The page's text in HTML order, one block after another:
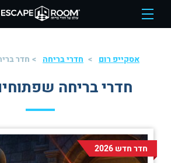
אסקייפ רום חדרי בריחה חדר
חדרי בריחה
חדר חדש 2026